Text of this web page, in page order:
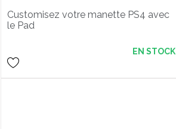
Customisez votre manette PS4 avec
le Pad
EN STOCK